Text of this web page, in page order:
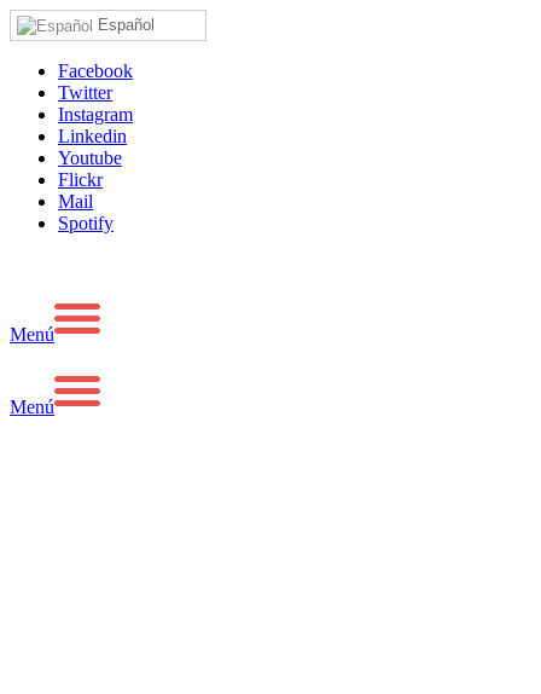
Español
Facebook
Twitter
Instagram
Linkedin
Youtube
Flickr
Mail
Spotify
Menú
Menú